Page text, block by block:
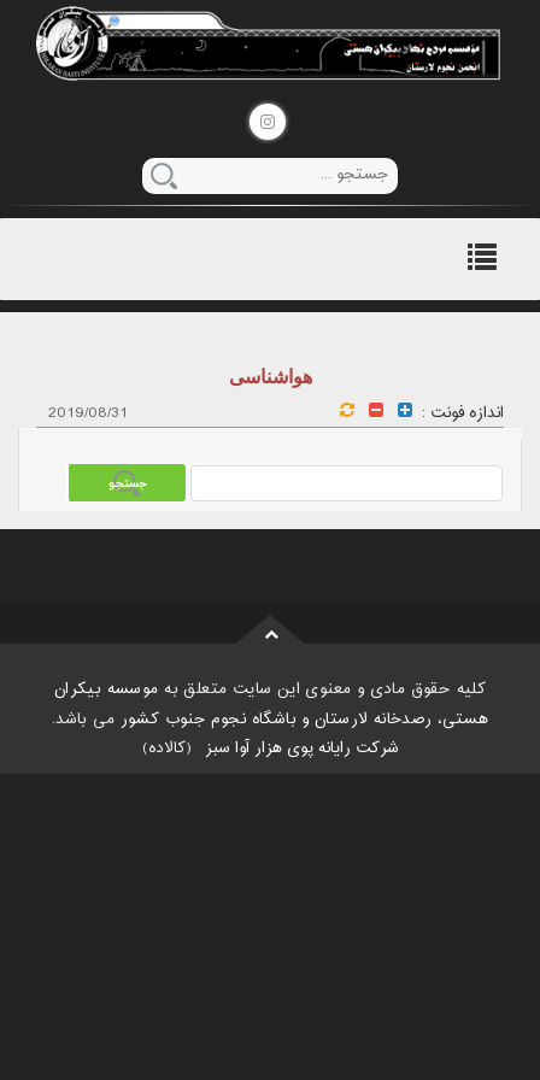
منوی
اصلی
هواشناسی
اندازه فونت : 2019/08/31
کلیه حقوق مادی و معنوی این سایت متعلق به موسسه بیکران
هستی، رصدخانه لارستان و باشگاه نجوم جنوب کشور می باشد.
شرکت رایانه پوی هزار آوا سبز (کالاده)